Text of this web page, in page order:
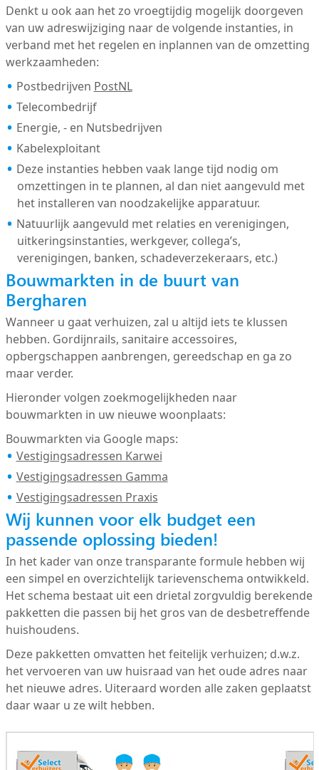
Denkt u ook aan het zo vroegtijdig mogelijk doorgeven
van uw adreswijziging naar de volgende instanties, in
verband met het regelen en inplannen van de omzetting
werkzaamheden:
Postbedrijven PostNL
Telecombedrijf
Energie, - en Nutsbedrijven
Kabelexploitant
Deze instanties hebben vaak lange tijd nodig om
omzettingen in te plannen, al dan niet aangevuld met
het installeren van noodzakelijke apparatuur.
Natuurlijk aangevuld met relaties en verenigingen,
uitkeringsinstanties, werkgever, collega’s,
verenigingen, banken, schadeverzekeraars, etc.)
Bouwmarkten in de buurt van
Bergharen
Wanneer u gaat verhuizen, zal u altijd iets te klussen
hebben. Gordijnrails, sanitaire accessoires,
opbergschappen aanbrengen, gereedschap en ga zo
maar verder.
Hieronder volgen zoekmogelijkheden naar
bouwmarkten in uw nieuwe woonplaats:
Bouwmarkten via Google maps:
Vestigingsadressen Karwei
Vestigingsadressen Gamma
Vestigingsadressen Praxis
Wij kunnen voor elk budget een
passende oplossing bieden!
In het kader van onze transparante formule hebben wij
een simpel en overzichtelijk tarievenschema ontwikkeld.
Het schema bestaat uit een drietal zorgvuldig berekende
pakketten die passen bij het gros van de desbetreffende
huishoudens.
Deze pakketten omvatten het feitelijk verhuizen; d.w.z.
het vervoeren van uw huisraad van het oude adres naar
het nieuwe adres. Uiteraard worden alle zaken geplaatst
daar waar u ze wilt hebben.